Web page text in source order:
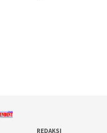
REDAKSI